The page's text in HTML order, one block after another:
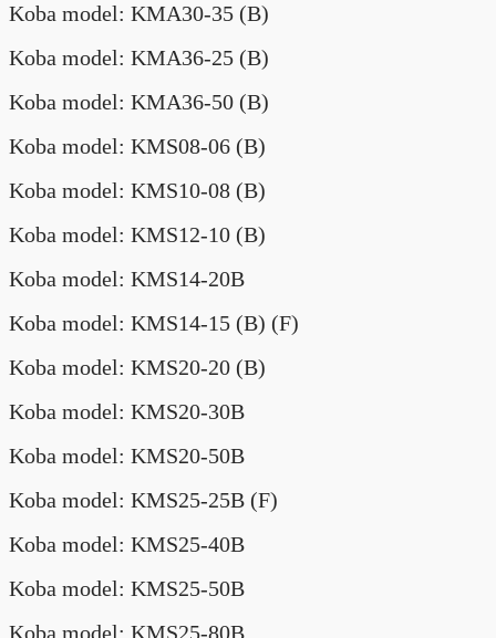
Koba model: KMA30-35 (B)
Koba model: KMA36-25 (B)
Koba model: KMA36-50 (B)
Koba model: KMS08-06 (B)
Koba model: KMS10-08 (B)
Koba model: KMS12-10 (B)
Koba model: KMS14-20B
Koba model: KMS14-15 (B) (F)
Koba model: KMS20-20 (B)
Koba model: KMS20-30B
Koba model: KMS20-50B
Koba model: KMS25-25B (F)
Koba model: KMS25-40B
Koba model: KMS25-50B
Koba model: KMS25-80B